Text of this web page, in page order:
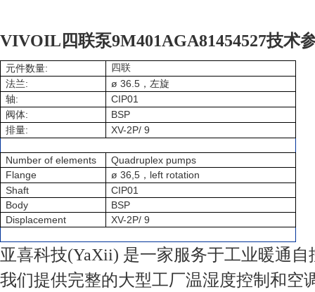
VIVOIL四联泵9M401AGA81454527技术
元件数量:
四联
法兰: ø 36.5 ，左旋
轴: CIP01
阀体: BSP
排量: XV-2P/ 9
Number of elements
Quadruplex pumps
Flange
ø 36,5 ， left rotation
Shaft
CIP01
Body
BSP
Displacement
XV-2P/ 9
亚喜科技(YaXii) 是一家服务于工业暖通自
我们提供完整的大型工厂温湿度控制和空